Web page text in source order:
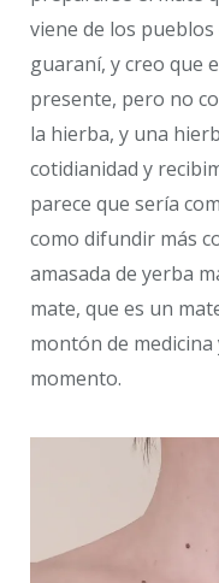
viene de los
guaraní, y creo que
presente, pero no
la hierba, y una
cotidianidad y
parece que sería
como difundir más
amasada de yerba
mate, que es un
montón de medicina
momento.